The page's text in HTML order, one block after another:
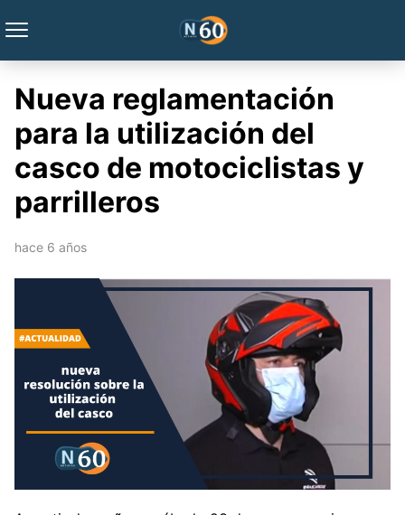
Nueva reglamentación
para la utilización del
casco de motociclistas y
parrilleros
hace 6 años